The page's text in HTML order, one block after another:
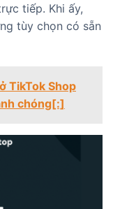
tiếp. Khi ấy,
tùy chọn có sẵn
TikTok Shop
chóng[:]